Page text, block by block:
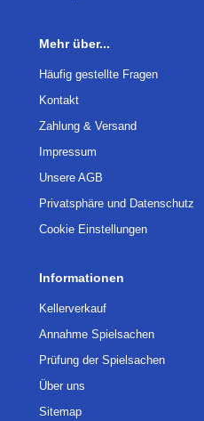
Mehr über...
Häufig gestellte Fragen
Kontakt
Zahlung & Versand
Impressum
Unsere AGB
Privatsphäre und Datenschutz
Cookie Einstellungen
Informationen
Kellerverkauf
Annahme Spielsachen
Prüfung der Spielsachen
Über uns
Sitemap